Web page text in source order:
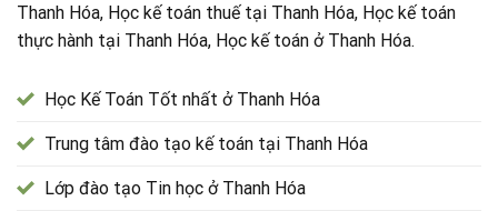
Thanh Hóa, Học kế toán thuế tại Thanh Hóa, Học kế toán
thực hành tại Thanh Hóa, Học kế toán ở Thanh Hóa.
Học Kế Toán Tốt nhất ở Thanh Hóa
Trung tâm đào tạo kế toán tại Thanh Hóa
Lớp đào tạo Tin học ở Thanh Hóa